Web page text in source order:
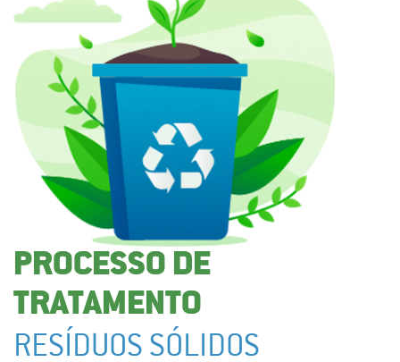
PROCESSO DE
TRATAMENTO
RESÍDUOS SÓLIDOS